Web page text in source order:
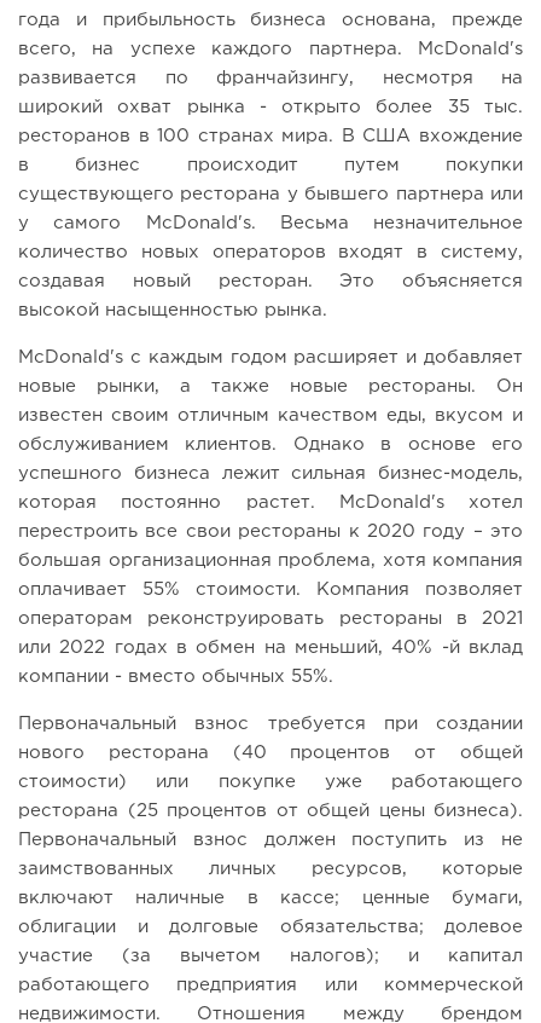
года и прибыльность бизнеса основана, прежде
всего, на успехе каждого партнера. McDonald's
развивается по франчайзингу, несмотря на
широкий охват рынка - открыто более 35 тыс.
ресторанов в 100 странах мира. В США вхождение
в бизнес происходит путем покупки
существующего ресторана у бывшего партнера или
у самого McDonald's. Весьма незначительное
количество новых операторов входят в систему,
создавая новый ресторан. Это объясняется
высокой насыщенностью рынка.
McDonald's с каждым годом расширяет и добавляет
новые рынки, а также новые рестораны. Он
известен своим отличным качеством еды, вкусом и
обслуживанием клиентов. Однако в основе его
успешного бизнеса лежит сильная бизнес-модель,
которая постоянно растет. McDonald's хотел
перестроить все свои рестораны к 2020 году – это
большая организационная проблема, хотя компания
оплачивает 55% стоимости. Компания позволяет
операторам реконструировать рестораны в 2021
или 2022 годах в обмен на меньший, 40% -й вклад
компании - вместо обычных 55%.
Первоначальный взнос требуется при создании
нового ресторана (40 процентов от общей
стоимости) или покупке уже работающего
ресторана (25 процентов от общей цены бизнеса).
Первоначальный взнос должен поступить из не
заимствованных личных ресурсов, которые
включают наличные в кассе; ценные бумаги,
облигации и долговые обязательства; долевое
участие (за вычетом налогов); и капитал
работающего предприятия или коммерческой
недвижимости. Отношения между брендом